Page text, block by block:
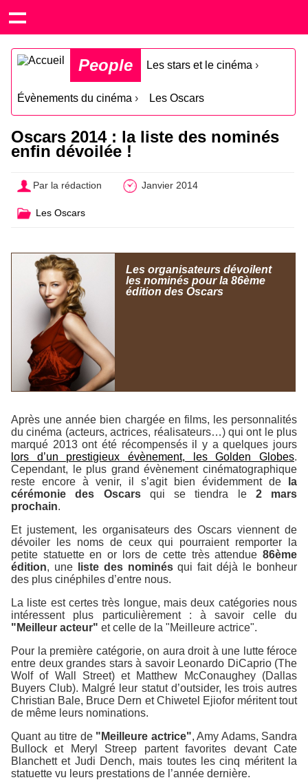
People Les stars et le cinéma ›
Évènements du cinéma › Les Oscars
Oscars 2014 : la liste des nominés
enfin dévoilée !
Par la rédaction Janvier 2014
Les Oscars
Les organisateurs dévoilent
les nominés pour la 86ème
édition des Oscars
Après une année bien chargée en films, les personnalités
du cinéma (acteurs, actrices, réalisateurs…) qui ont le plus
marqué 2013 ont été récompensés il y a quelques jours
lors d’un prestigieux évènement, les Golden Globes.
Cependant, le plus grand évènement cinématographique
reste encore à venir, il s’agit bien évidemment de
la
cérémonie des Oscarsqui se tiendra le 2 mars
prochain.
Et justement, les organisateurs des Oscars viennent de
dévoiler les noms de ceux qui pourraient remporter la
petite statuette en or lors de cette très attendue 86ème
édition, une liste des nominésqui fait déjà le bonheur
des plus cinéphiles d’entre nous.
La liste est certes très longue, mais deux catégories nous
intéressent plus particulièrement : à savoir celle du
"Meilleur acteur" et celle de la "Meilleure actrice".
Pour la première catégorie, on aura droit à une lutte féroce
entre deux grandes stars à savoir Leonardo DiCaprio (The
Wolf of Wall Street) et Matthew McConaughey (Dallas
Buyers Club). Malgré leur statut d’outsider, les trois autres
Christian Bale, Bruce Dern et Chiwetel Ejiofor méritent tout
de même leurs nominations.
Quant au titre de "Meilleure actrice", Amy Adams, Sandra
Bullock et Meryl Streep partent favorites devant Cate
Blanchett et Judi Dench, mais toutes les cinq méritent la
statuette vu leurs prestations de l’année dernière.